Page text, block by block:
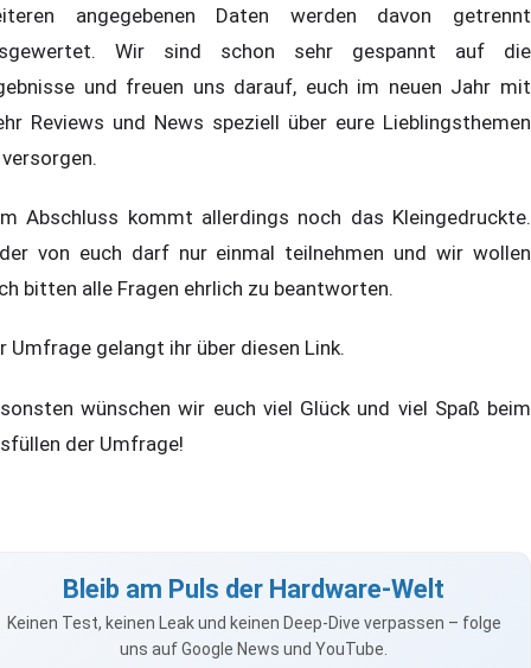
angegebenen Daten werden davon getrennt
Wir sind schon sehr gespannt auf die
und freuen uns darauf, euch im neuen Jahr mit
Reviews und News speziell über eure Lieblingsthemen
Abschluss kommt allerdings noch das Kleingedruckte.
von euch darf nur einmal teilnehmen und wir wollen
bitten alle Fragen ehrlich zu beantworten.
Umfrage gelangt ihr über diesen Link.
wünschen wir euch viel Glück und viel Spaß beim
der Umfrage!
Bleib am Puls der Hardware-Welt
Keinen Test, keinen Leak und keinen Deep-Dive verpassen – folge
uns auf Google News und YouTube.